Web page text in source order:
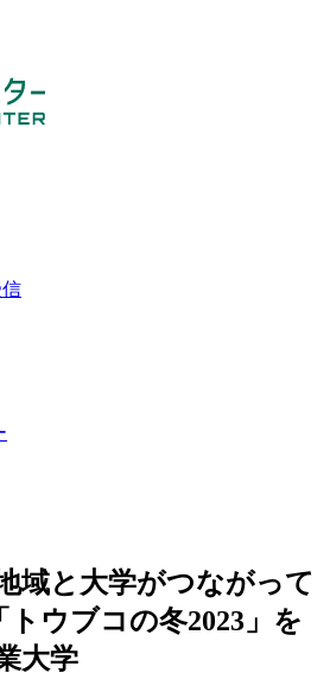
域と大学がつながって
ウブコの冬2023」を
大学